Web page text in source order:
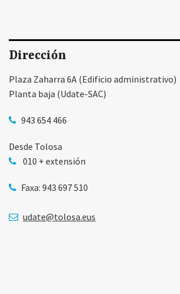
Dirección
Plaza Zaharra 6A (Edificio administrativo)
Planta baja (Udate-SAC)
943 654 466
Desde Tolosa
010 + extensión
Faxa: 943 697 510
udate@tolosa.eus